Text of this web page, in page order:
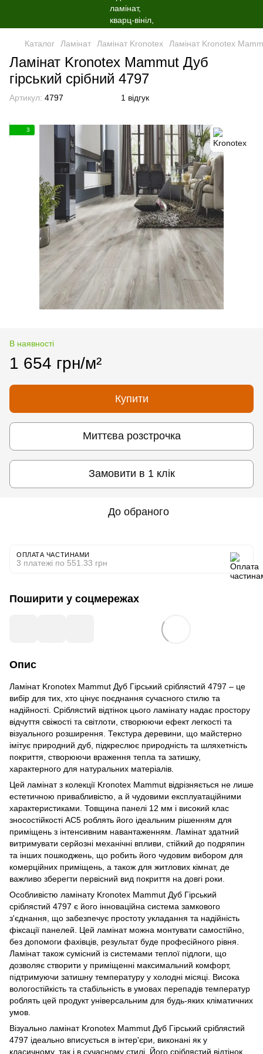
Каталог Ламінат Ламінат Kronotex Ламінат Kronotex
Ламінат Kronotex Mammut Дуб
гірський срібний 4797
Артикул: 4797 1 відгук
3
В наявності
1 654 грн/м²
Купити
Миттєва розстрочка
Замовити в 1 клік
До обраного
ОПЛАТА ЧАСТИНАМИ
3 платежі по 551.33 грн
Поширити у соцмережах
Опис
Ламінат Kronotex Mammut Дуб Гірський сріблястий 4797 – це
вибір для тих, хто цінує поєднання сучасного стилю та
надійності. Сріблястий відтінок цього ламінату надає простору
відчуття свіжості та світлоти, створюючи ефект легкості та
візуального розширення. Текстура деревини, що майстерно
імітує природний дуб, підкреслює природність та шляхетність
покриття, створюючи враження тепла та затишку,
характерного для натуральних матеріалів.
Цей ламінат з колекції Kronotex Mammut відрізняється не лише
естетичною привабливістю, а й чудовими експлуатаційними
характеристиками. Товщина панелі 12 мм і високий клас
зносостійкості AC5 роблять його ідеальним рішенням для
приміщень з інтенсивним навантаженням. Ламінат здатний
витримувати серйозні механічні впливи, стійкий до подряпин
та інших пошкоджень, що робить його чудовим вибором для
комерційних приміщень, а також для житлових кімнат, де
важливо зберегти первісний вид покриття на довгі роки.
Особливістю ламінату Kronotex Mammut Дуб Гірський
сріблястий 4797 є його інноваційна система замкового
з'єднання, що забезпечує простоту укладання та надійність
фіксації панелей. Цей ламінат можна монтувати самостійно,
без допомоги фахівців, результат буде професійного рівня.
Ламінат також сумісний із системами теплої підлоги, що
дозволяє створити у приміщенні максимальний комфорт,
підтримуючи затишну температуру у холодні місяці. Висока
вологостійкість та стабільність в умовах перепадів температур
роблять цей продукт універсальним для будь-яких кліматичних
умов.
Візуально ламінат Kronotex Mammut Дуб Гірський сріблястий
4797 ідеально вписується в інтер'єри, виконані як у
класичному, так і в сучасному стилі. Його сріблястий відтінок